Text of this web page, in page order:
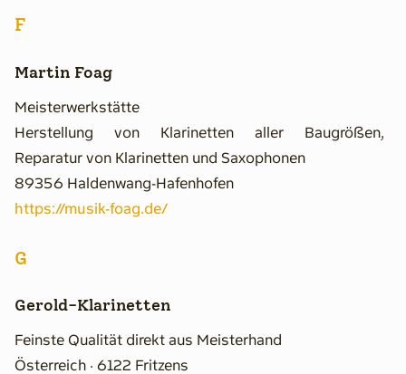
F
Martin Foag
Meisterwerkstätte
Herstellung von Klarinetten aller Baugrößen,
Reparatur von Klarinetten und Saxophonen
89356 Haldenwang-Hafenhofen
https://musik-foag.de/
G
Gerold-Klarinetten
Feinste Qualität direkt aus Meisterhand
Österreich · 6122 Fritzens